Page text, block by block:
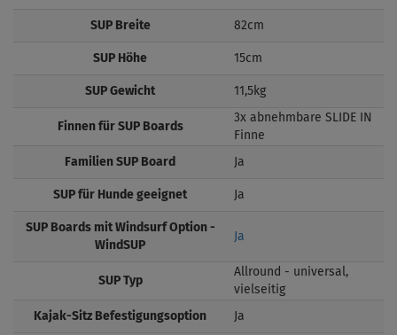
SUP Breite 82cm
SUP Höhe 15cm
SUP Gewicht 11,5kg
Finnen für SUP Boards
3x abnehmbare SLIDE IN
Finne
Familien SUP Board Ja
SUP für Hunde geeignet Ja
SUP Boards mit Windsurf Option -
WindSUP
Ja
SUP Typ
Allround - universal,
vielseitig
Kajak-Sitz Befestigungsoption Ja